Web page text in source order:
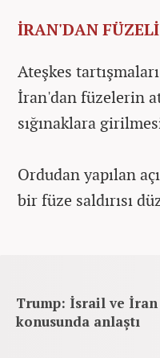
İRAN'DAN
Ateşkes
İran'dan füzelerin
sığınaklara
Ordudan yapılan
bir füze saldırısı
Trump: İsrail ve İran
konusunda anlaştı